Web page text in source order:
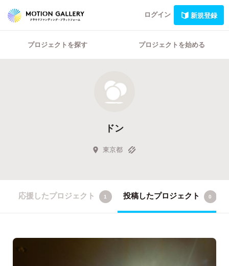
ログイン 新規登録
プロジェクトを探す プロジェクトを始める
ドン
東京都
応援したプロジェクト 1 投稿したプロジェクト 0